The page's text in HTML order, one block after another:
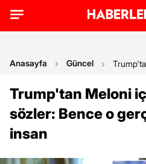
Anasayfa Güncel
Trump'tan Meloni
sözler: Bence o
insan